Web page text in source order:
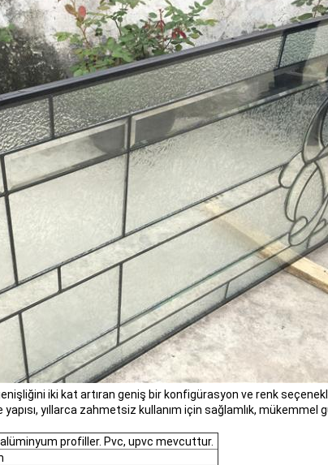
iki kat artıran geniş bir konfigürasyon ve renk
yapısı, yıllarca zahmetsiz kullanım için sağlamlık, mükemmel
profiller. Pvc, upvc mevcuttur.